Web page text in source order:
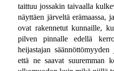
taittuu jossakin taivaalla
näyttäen järveltä erämaassa,
ovat rakennetut kunnaille,
pilven pinnalle edellä
heijastajan
että ne saavat suuremman